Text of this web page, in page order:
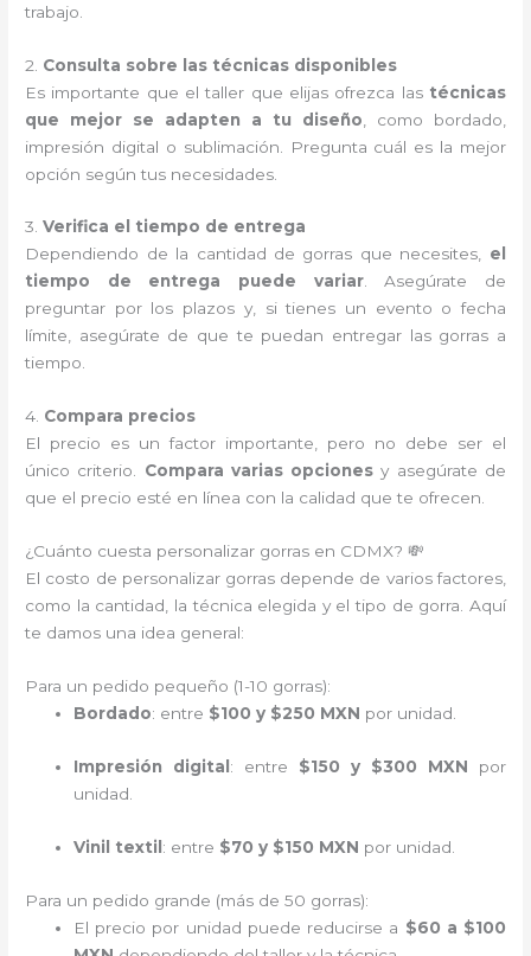
trabajo.
2. Consulta sobre las técnicas disponibles
Es importante que el taller que elijas ofrezca las técnicas
que mejor se adapten a tu diseño , como bordado,
impresión digital o sublimación. Pregunta cuál es la mejor
opción según tus necesidades.
3.Verifica el tiempo de entrega
Dependiendo de la cantidad de gorras que necesites, el
tiempo de entrega puede variar. Asegúrate de
preguntar por los plazos y, si tienes un evento o fecha
límite, asegúrate de que te puedan entregar las gorras a
tiempo.
4. Compara precios
El precio es un factor importante, pero no debe ser el
único criterio. Compara varias opciones y asegúrate de
que el precio esté en línea con la calidad que te ofrecen.
¿Cuánto cuesta personalizar gorras en CDMX? 💸
El costo de personalizar gorras depende de varios factores,
como la cantidad, la técnica elegida y el tipo de gorra. Aquí
te damos una idea general:
Para un pedido pequeño (1-10 gorras):
Bordado: entre $100 y $250 MXN por unidad.
Impresión digital : entre $150 y $300 MXN por
unidad.
Vinil textil : entre $70 y $150 MXN por unidad.
Para un pedido grande (más de 50 gorras):
El precio por unidad puede reducirse a $60 a $100